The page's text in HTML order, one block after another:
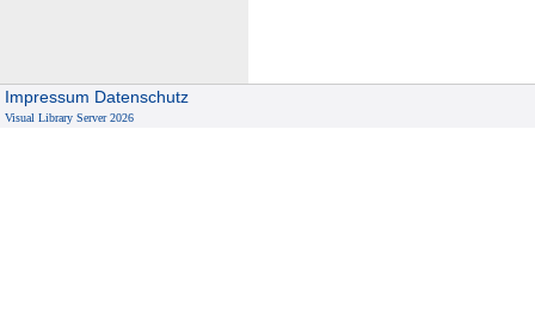
Impressum Datenschutz
Visual Library Server 2026